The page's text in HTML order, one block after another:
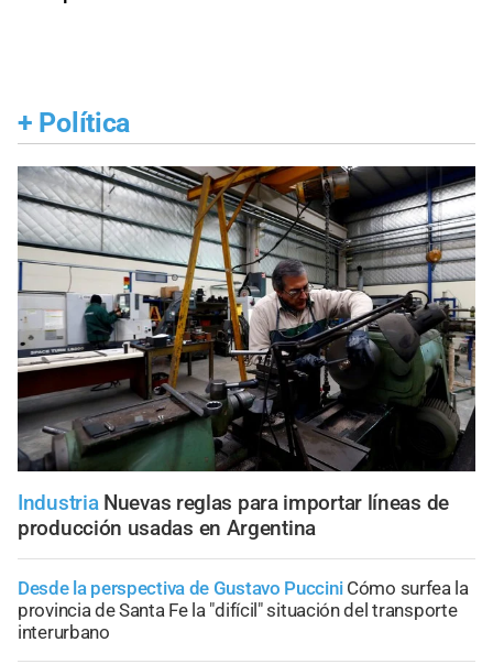
+ Política
Industria Nuevas reglas para importar líneas de
producción usadas en Argentina
Desde la perspectiva de Gustavo Puccini Cómo surfea la
provincia de Santa Fe la "difícil" situación del transporte
interurbano